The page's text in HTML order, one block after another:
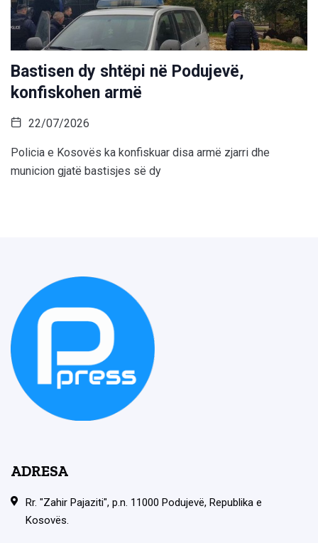
Bastisen dy shtëpi në Podujevë,
konfiskohen armë
22/07/2026
Policia e Kosovës ka konfiskuar disa armë zjarri dhe
municion gjatë bastisjes së dy
ADRESA
Rr. "Zahir Pajaziti", p.n. 11000 Podujevë, Republika e
Kosovës.